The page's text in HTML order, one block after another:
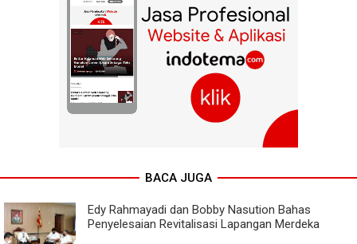
BACA JUGA
Edy Rahmayadi dan Bobby Nasution Bahas
Penyelesaian Revitalisasi Lapangan Merdeka